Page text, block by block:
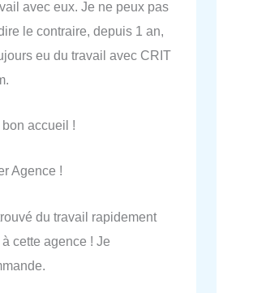
avec eux. Je ne peux pas
le contraire, depuis 1 an,
eu du travail avec CRIT
bon accueil !
Agence !
du travail rapidement
cette agence ! Je